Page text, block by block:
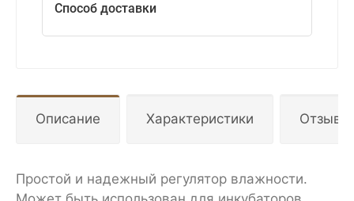
Способ доставки
Описание Характеристики
Простой и надежный регулятор влажности.